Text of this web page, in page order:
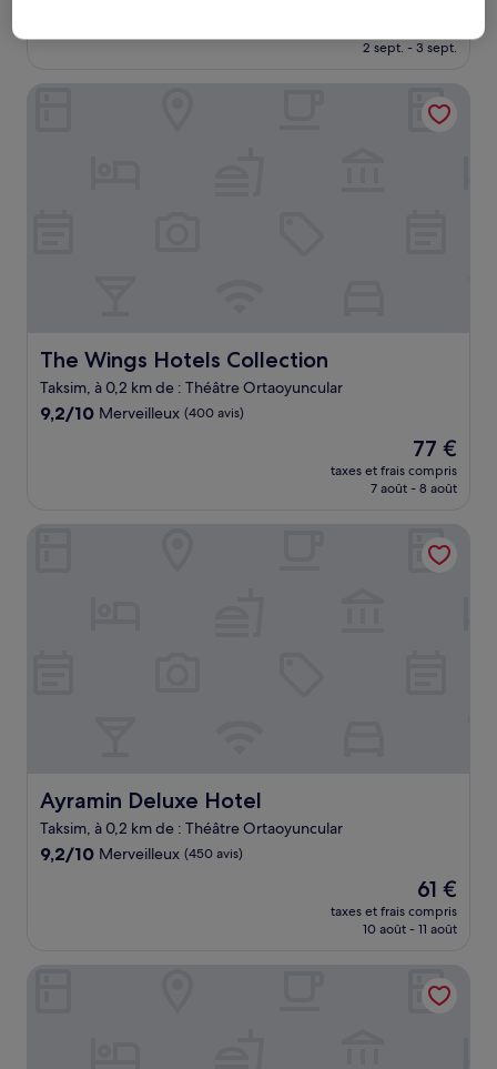
prix
de
65 €
2 sept. - 3 sept.
The Wings Hotels Collection
The Wings Hotels Collection
Taksim, à 0,2 km de : Théâtre Ortaoyuncular
9.2
9,2/10 Merveilleux (400 avis)
Le
nouveau
prix
de
77 €
77 €
taxes et frais compris
7 août - 8 août
Ayramin Deluxe Hotel
Ayramin Deluxe Hotel
Taksim, à 0,2 km de : Théâtre Ortaoyuncular
9.2
9,2/10 Merveilleux (450 avis)
Le
nouveau
prix
de
61 €
61 €
taxes et frais compris
10 août - 11 août